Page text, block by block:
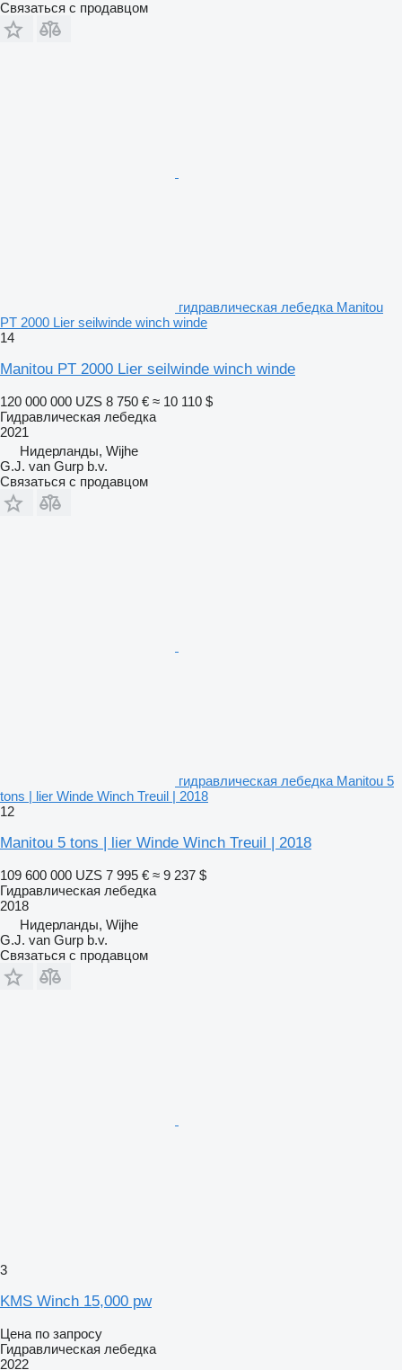
Связаться с продавцом
гидравлическая лебедка Manitou
PT 2000 Lier seilwinde winch winde
14
Manitou PT 2000 Lier seilwinde winch winde
120 000 000 UZS 8 750 € ≈ 10 110 $
Гидравлическая лебедка
2021
Нидерланды, Wijhe
G.J. van Gurp b.v.
Связаться с продавцом
гидравлическая лебедка Manitou 5
tons | lier Winde Winch Treuil | 2018
12
Manitou 5 tons | lier Winde Winch Treuil | 2018
109 600 000 UZS 7 995 € ≈ 9 237 $
Гидравлическая лебедка
2018
Нидерланды, Wijhe
G.J. van Gurp b.v.
Связаться с продавцом
3
KMS Winch 15,000 pw
Цена по запросу
Гидравлическая лебедка
2022